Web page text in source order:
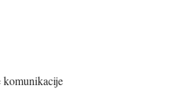
komunikacije